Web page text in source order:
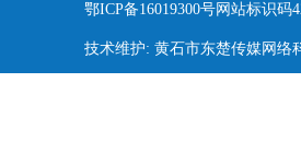
鄂ICP备16019300号网站标识码
技术维护: 黄石市东楚传媒网络